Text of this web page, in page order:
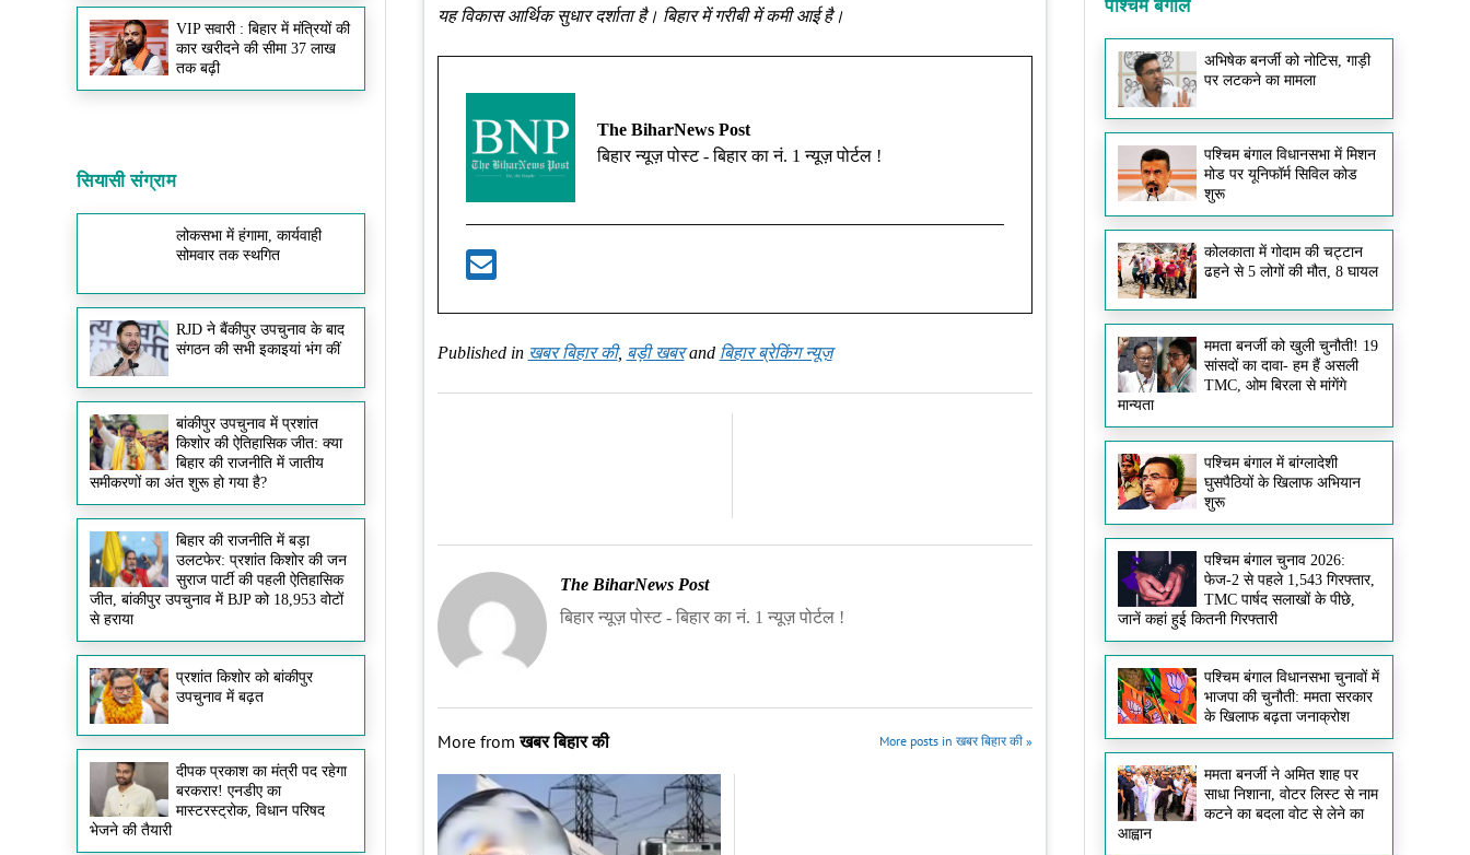
VIP सवारी : बिहार में मंत्रियों की
कार खरीदने की सीमा 37 लाख
तक बढ़ी
सियासी संग्राम
लोकसभा में हंगामा, कार्यवाही
सोमवार तक स्थगित
RJD ने बैंकीपुर उपचुनाव के बाद
संगठन की सभी इकाइयां भंग कीं
बांकीपुर उपचुनाव में प्रशांत
किशोर की ऐतिहासिक जीत: क्या
बिहार की राजनीति में जातीय
समीकरणों का अंत शुरू हो गया है?
बिहार की राजनीति में बड़ा
उलटफेर: प्रशांत किशोर की जन
सुराज पार्टी की पहली ऐतिहासिक
जीत, बांकीपुर उपचुनाव में BJP को 18,953 वोटों
से हराया
प्रशांत किशोर को बांकीपुर
उपचुनाव में बढ़त
दीपक प्रकाश का मंत्री पद रहेगा
बरकरार! एनडीए का
मास्टरस्ट्रोक, विधान परिषद
भेजने की तैयारी
यह विकास आर्थिक सुधार दर्शाता है। बिहार में गरीबी में कमी आई है।
The BiharNews Post
बिहार न्यूज़ पोस्ट - बिहार का नं. 1 न्यूज़ पोर्टल !
Published in खबर बिहार की, बड़ी खबरand बिहार ब्रेकिंग न्यूज़
The BiharNews Post
बिहार न्यूज़ पोस्ट - बिहार का नं. 1 न्यूज़ पोर्टल !
More fromखबर बिहार की More posts in खबर बिहार की »
पश्चिम बंगाल
अभिषेक बनर्जी को नोटिस, गाड़ी
पर लटकने का मामला
पश्चिम बंगाल विधानसभा में मिशन
मोड पर यूनिफॉर्म सिविल कोड
शुरू
कोलकाता में गोदाम की चट्टान
ढहने से 5 लोगों की मौत, 8 घायल
ममता बनर्जी को खुली चुनौती! 19
सांसदों का दावा- हम हैं असली
TMC, ओम बिरला से मांगेंगे
मान्यता
पश्चिम बंगाल में बांग्लादेशी
घुसपैठियों के खिलाफ अभियान
शुरू
पश्चिम बंगाल चुनाव 2026:
फेज-2 से पहले 1,543 गिरफ्तार,
TMC पार्षद सलाखों के पीछे,
जानें कहां हुई कितनी गिरफ्तारी
पश्चिम बंगाल विधानसभा चुनावों में
भाजपा की चुनौती: ममता सरकार
के खिलाफ बढ़ता जनाक्रोश
ममता बनर्जी ने अमित शाह पर
साधा निशाना, वोटर लिस्ट से नाम
कटने का बदला वोट से लेने का
आह्वान